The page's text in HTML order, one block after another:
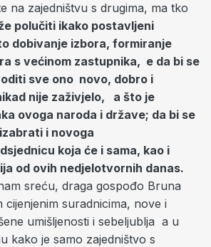
na zajedništvu s drugima, ma tko
polučiti ikako postavljeni
dobivanje izbora, formiranje
s većinom zastupnika, e da bi se
sve ono novo, dobro i
nije zaživjelo, a što je
ovoga naroda i države; da bi se
izabrati i novoga
koja će i sama, kao i
od ovih nedjelotvornih danas.
sreću, draga gospođo Bruna
cijenjenim suradnicima, nove i
umišljenosti i sebeljublja a u
kako je samo zajedništvo s